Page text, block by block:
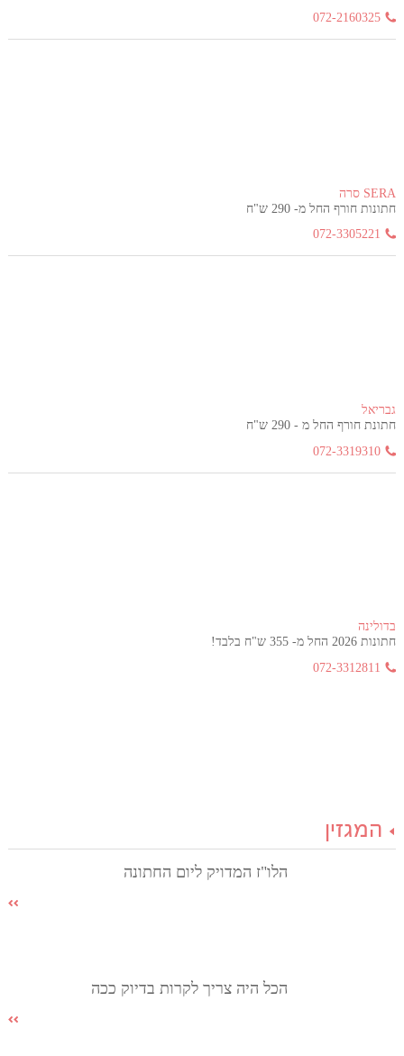
072-2160325
SERA סרה
חתונות חורף החל מ- 290 ש"ח
072-3305221
גבריאל
חתונת חורף החל מ - 290 ש"ח
072-3319310
בדולינה
חתונות 2026 החל מ- 355 ש"ח בלבד!
072-3312811
המגזין
הלו"ז המדויק ליום החתונה
הכל היה צריך לקרות בדיוק ככה